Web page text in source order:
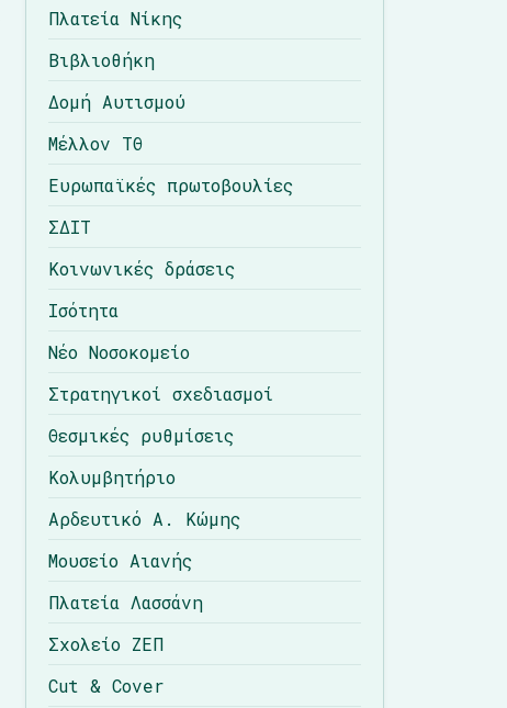
Πλατεία Νίκης
Βιβλιοθήκη
Δομή Αυτισμού
Μέλλον ΤΘ
Ευρωπαϊκές πρωτοβουλίες
ΣΔΙΤ
Κοινωνικές δράσεις
Ισότητα
Νέο Νοσοκομείο
Στρατηγικοί σχεδιασμοί
Θεσμικές ρυθμίσεις
Κολυμβητήριο
Αρδευτικό Α. Κώμης
Μουσείο Αιανής
Πλατεία Λασσάνη
Σχολείο ΖΕΠ
Cut & Cover